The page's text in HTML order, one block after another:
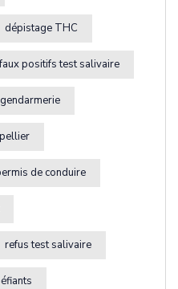
dépistage THC
faux positifs test salivaire
gendarmerie
de conduire
refus test salivaire